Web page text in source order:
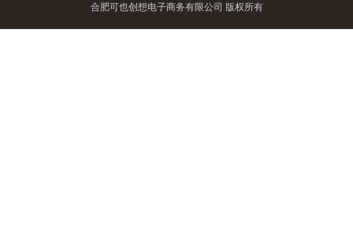
合肥可也创想电子商务有限公司 版权所有